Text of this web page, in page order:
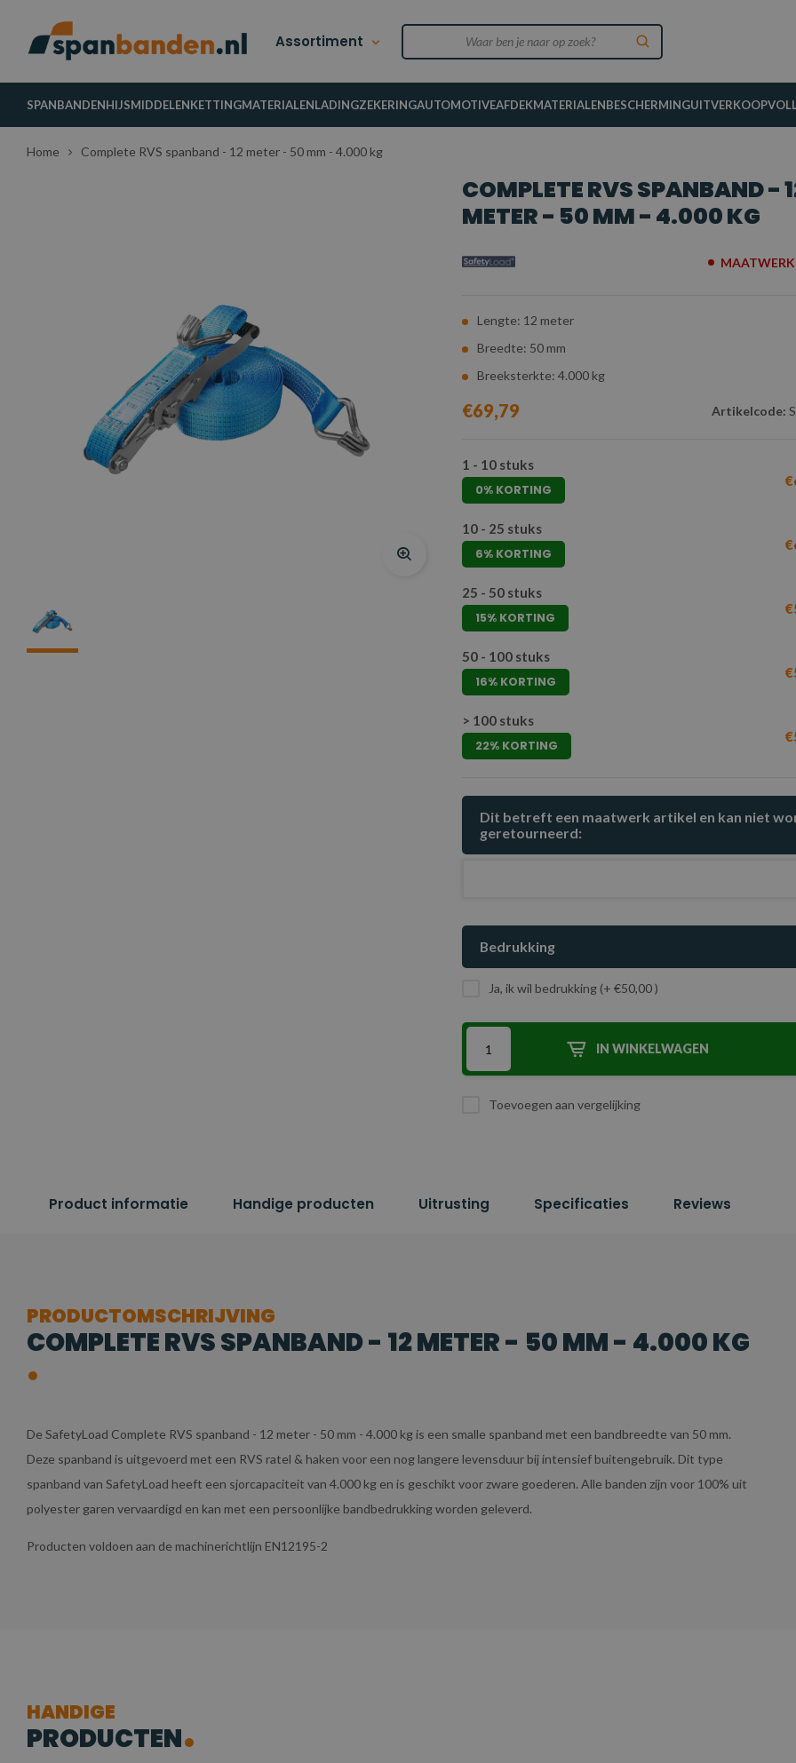
Assortiment
SPANBANDENHIJSMIDDELENKETTINGMATERIALENLADINGZEKERINGAUTOMOTIVEAFDEKMATERIALENBESCHERMINGUITVERKOOP
Home Complete RVS spanband - 12 meter - 50 mm - 4.000 kg
COMPLETE RVS SPANBAND -
METER - 50 MM - 4.000 KG
Lengte: 12 meter
Breedte: 50 mm
Breeksterkte: 4.000 kg
€69,79 Artikelcode:
1 - 10 stuks
0% KORTING
10 - 25 stuks
6% KORTING
25 - 50 stuks
15% KORTING
50 - 100 stuks
16% KORTING
> 100 stuks
22% KORTING
Dit betreft een maatwerk artikel en kan niet
geretourneerd:
Bedrukking
Ja, ik wil bedrukking (+ €50,00 )
IN WINKELWAGEN
Toevoegen aan vergelijking
Product informatie Handige producten Uitrusting Specificaties Reviews
PRODUCTOMSCHRIJVING
COMPLETE RVS SPANBAND - 12 METER - 50 MM - 4.000 KG
De SafetyLoad Complete RVS spanband - 12 meter - 50 mm - 4.000 kg is een smalle spanband met een bandbreedte van 50 mm.
Deze spanband is uitgevoerd met een RVS ratel & haken voor een nog langere levensduur bij intensief buitengebruik. Dit type
spanband van SafetyLoad heeft een sjorcapaciteit van 4.000 kg en is geschikt voor zware goederen. Alle banden zijn voor 100% uit
polyester garen vervaardigd en kan met een persoonlijke bandbedrukking worden geleverd.
Producten voldoen aan de machinerichtlijn EN12195-2
HANDIGE
PRODUCTEN